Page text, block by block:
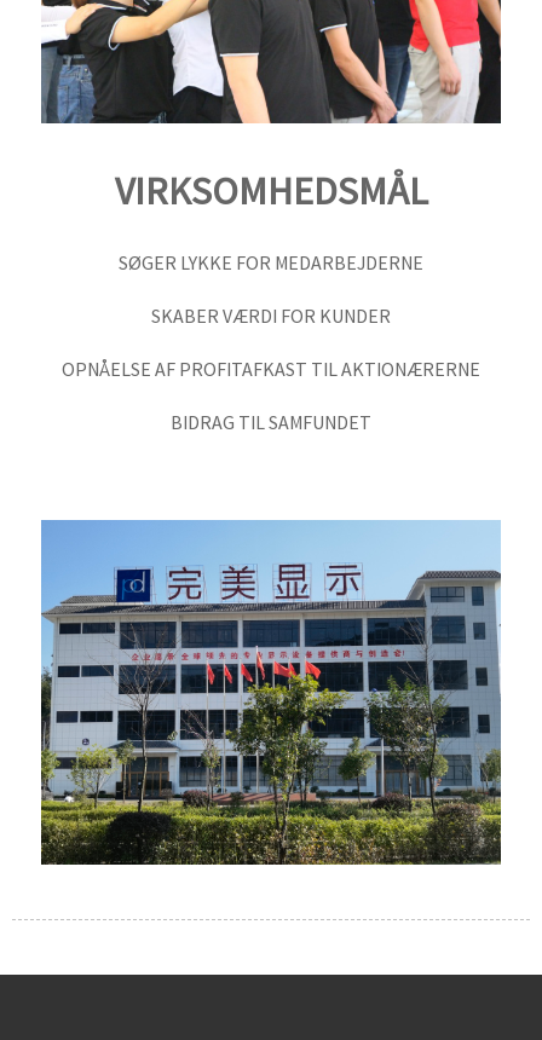
VIRKSOMHEDSMÅL
SØGER LYKKE FOR MEDARBEJDERNE
SKABER VÆRDI FOR KUNDER
OPNÅELSE AF PROFITAFKAST TIL AKTIONÆRERNE
BIDRAG TIL SAMFUNDET